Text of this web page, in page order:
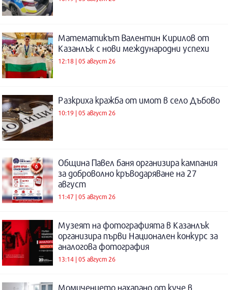
Математикът Валентин Кирилов от
Казанлък с нови международни успехи
12:18 | 05 август 26
Разкриха кражба от имот в село Дъбово
10:19 | 05 август 26
Община Павел баня организира кампания
за доброволно кръводаряване на 27
август
11:47 | 05 август 26
Музеят на фотографията в Казанлък
организира първи Национален конкурс за
аналогова фотография
13:14 | 05 август 26
Момиченцето нахапано от куче в